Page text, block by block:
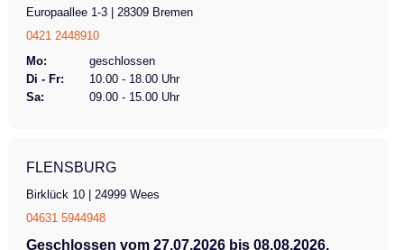
Europaallee 1-3 | 28309 Bremen
0421 2448910
Mo:
geschlossen
Di - Fr:
10.00 - 18.00 Uhr
Sa:
09.00 - 15.00 Uhr
FLENSBURG
Birklück 10 | 24999 Wees
04631 5944948
Geschlossen vom 27.07.2026 bis 08.08.2026.